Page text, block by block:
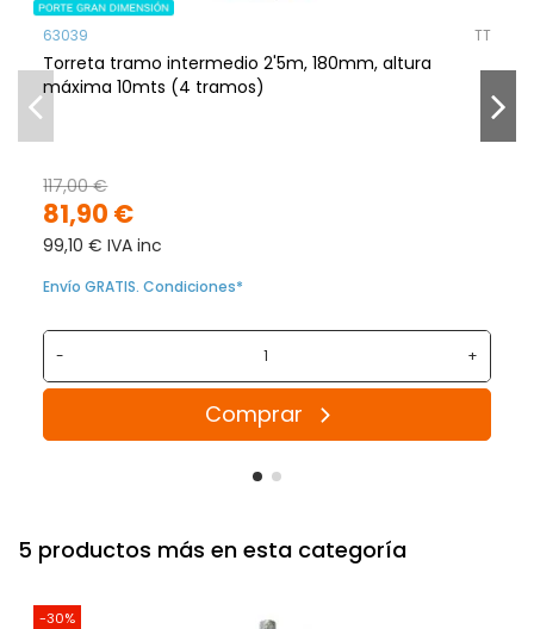
63039 TT
Torreta tramo intermedio 2'5m, 180mm, altura
máxima 10mts (4 tramos)
81,90 €
117,00 €
99,10 € IVA inc
Envío GRATIS. Condiciones*
- +
Comprar
5 productos más en esta categoría
-30%